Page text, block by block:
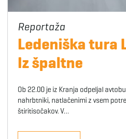
Ledeniška tura
Iz špaltne
Ob 22.00 je iz Kranja odpeljal
nahrbtniki, natlačenimi z vsem
štiritisočakov. V…